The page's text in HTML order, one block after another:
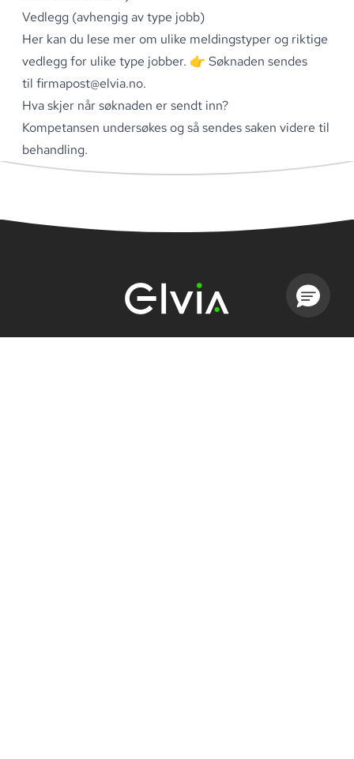
Vedlegg (avhengig av type jobb)
Her kan du lese mer om ulike meldingstyper og riktige
vedlegg for ulike type jobber. 👉 Søknaden sendes
til firmapost@elvia.no.
Hva skjer når søknaden er sendt inn?
Kompetansen undersøkes og så sendes saken videre til
behandling.